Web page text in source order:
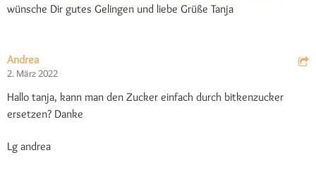
wünsche Dir gutes Gelingen und liebe Grüße Tanja
Andrea
2. März 2022
Hallo tanja, kann man den Zucker einfach durch bitkenzucker
ersetzen? Danke
Lg andrea